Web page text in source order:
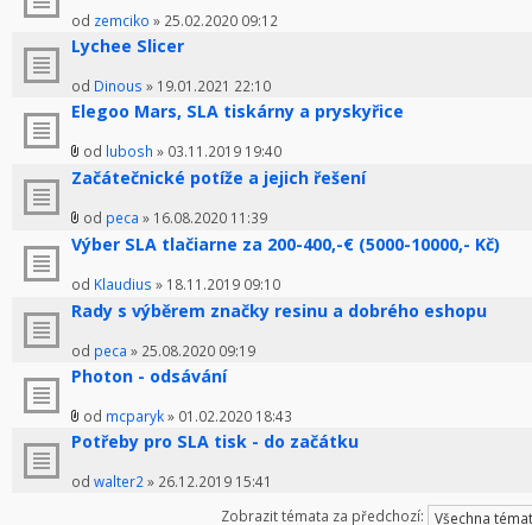
od zemciko » 25.02.2020 09:12
Lychee Slicer
od Dinous » 19.01.2021 22:10
Elegoo Mars, SLA tiskárny a pryskyřice
od lubosh » 03.11.2019 19:40
Začátečnické potíže a jejich řešení
od peca » 16.08.2020 11:39
Výber SLA tlačiarne za 200-400,-€ (5000-10000,- Kč)
od Klaudius » 18.11.2019 09:10
Rady s výběrem značky resinu a dobrého eshopu
od peca » 25.08.2020 09:19
Photon - odsávání
od mcparyk» 01.02.2020 18:43
Potřeby pro SLA tisk - do začátku
od walter2» 26.12.2019 15:41
Zobrazit témata za předchozí: